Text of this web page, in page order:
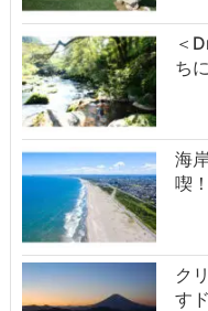
＜
ち
海
喫
ク
す